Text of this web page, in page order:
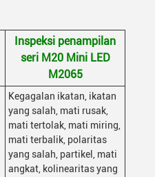
Inspeksi penampilan
seri M20 Mini LED
M2065
Kegagalan ikatan, ikatan
yang salah, mati rusak,
mati tertolak, mati miring,
mati terbalik, polaritas
yang salah, partikel, mati
angkat, kolinearitas yang